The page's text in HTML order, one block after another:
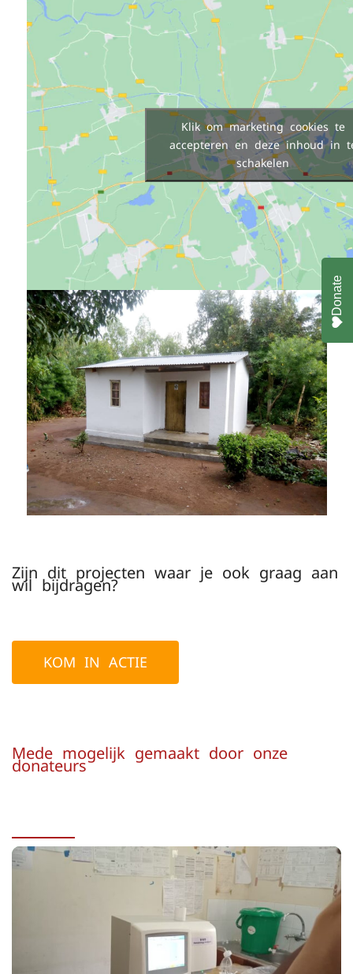
Klik om marketing cookies te
accepteren en deze inhoud in
schakelen
how to
Zijn dit projecten waar je ook graag aan
wil bijdragen?
KOM IN ACTIE
Mede mogelijk gemaakt door onze
donateurs
Donate